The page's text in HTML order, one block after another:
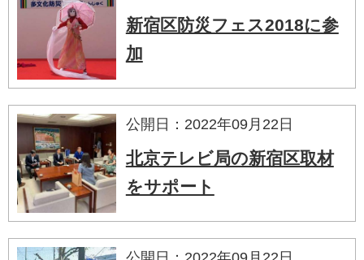
新宿区防災フェス2018に参
加
公開日：2022年09月22日
北京テレビ局の新宿区取材
をサポート